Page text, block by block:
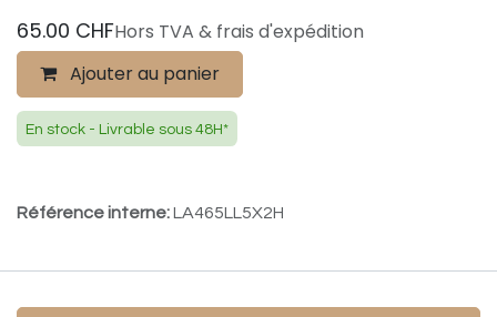
65.00 CHFHors TVA & frais d'expédition
Ajouter au panier
En stock - Livrable sous 48H*
Référence interne:LA465LL5X2H